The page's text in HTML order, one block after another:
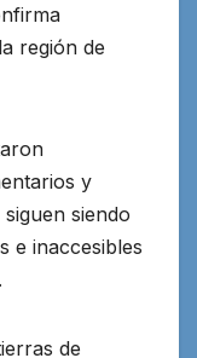
región de
y
siendo
e inaccesibles
de